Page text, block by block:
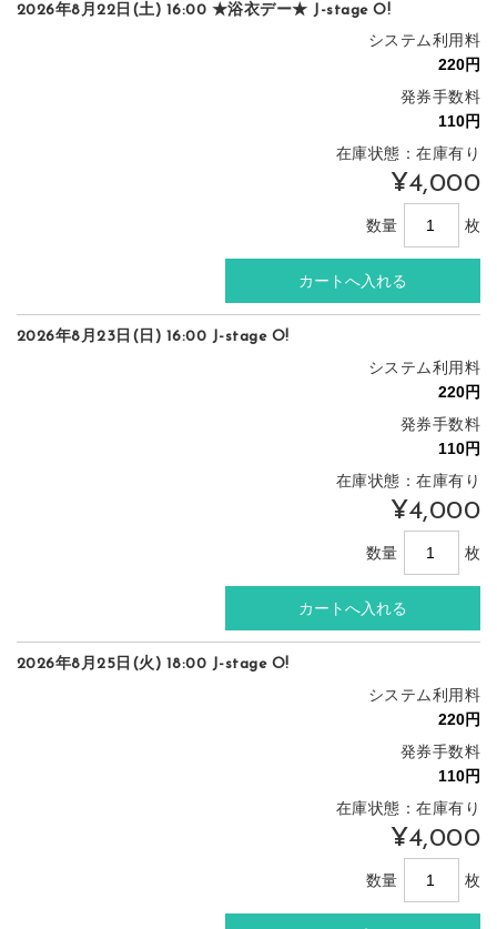
2026年8月22日(土) 16:00 ★浴衣デー★ J-stage O!
システム利用料
発券手数料
在庫状態：在庫有り
¥4,000
数量 枚
2026年8月23日(日) 16:00 J-stage O!
システム利用料
発券手数料
在庫状態：在庫有り
¥4,000
数量 枚
2026年8月25日(火) 18:00 J-stage O!
システム利用料
発券手数料
在庫状態：在庫有り
¥4,000
数量 枚